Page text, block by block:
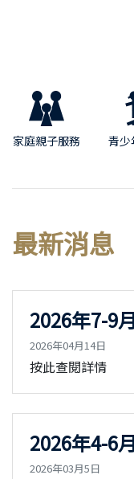
家庭親子服務 青少
最新消息
2026年7-9
2026年04月14日
按此查閱詳情
2026年4-6
2026年03月5日